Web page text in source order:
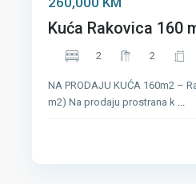
Kuća Rakovica 160
2 2
NA PRODAJU KUĆA 160m2 –
m2) Na prodaju prostrana k ...